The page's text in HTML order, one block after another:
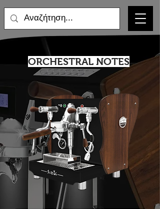
ORCHESTRAL NOTES